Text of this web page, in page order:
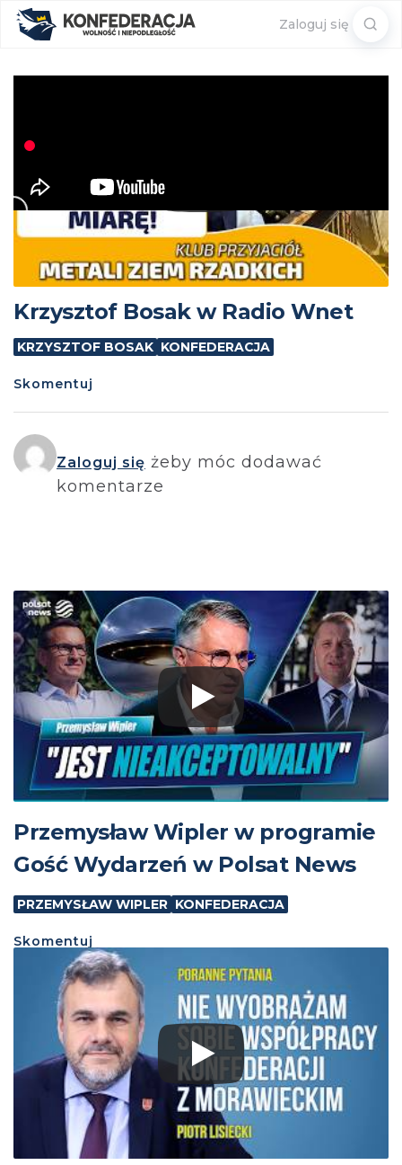
Zaloguj się
Krzysztof Bosak w Radio Wnet
KRZYSZTOF BOSAK KONFEDERACJA
Skomentuj
Zaloguj się żeby móc dodawać
komentarze
Przemysław Wipler w programie
Gość Wydarzeń w Polsat News
PRZEMYSŁAW WIPLER KONFEDERACJA
Skomentuj